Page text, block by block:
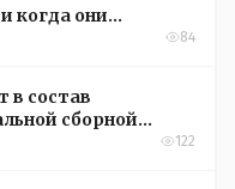
когда они
84
в состав
сборной
122